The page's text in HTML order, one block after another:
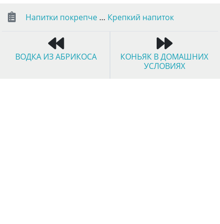
Напитки покрепче … Крепкий напиток
ВОДКА ИЗ АБРИКОСА
КОНЬЯК В ДОМАШНИХ
УСЛОВИЯХ